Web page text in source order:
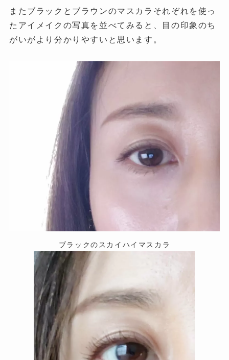
またブラックとブラウンのマスカラそれぞれを使っ
たアイメイクの写真を並べてみると、目の印象のち
がいがより分かりやすいと思います。
ブラックのスカイハイマスカラ